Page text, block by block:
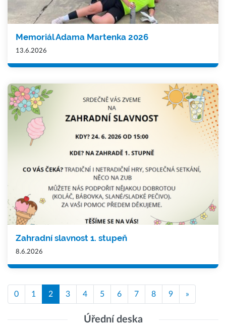
Memoriál Adama Martenka 2026
13.6.2026
Zahradní slavnost 1. stupeň
8.6.2026
0 1 2 3 4 5 6 7 8 9 »
Úřední deska